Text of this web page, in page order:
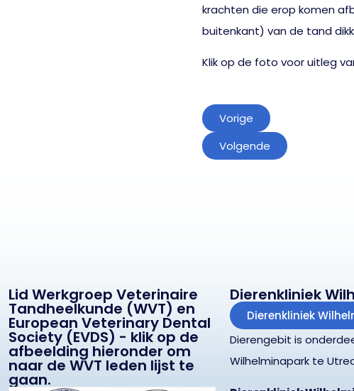
krachten die erop komen
buitenkant) van de tand
Klik op de foto voor uitleg
Vorige
Volgende
Lid Werkgroep Veterinaire
Tandheelkunde (WVT) en
European Veterinary Dental
Society (EVDS) - klik op de
afbeelding hieronder om
naar de WVT leden lijst te
gaan.
Dierenkliniek
Dierenkliniek
Dierengebit is
Wilhelminapark te